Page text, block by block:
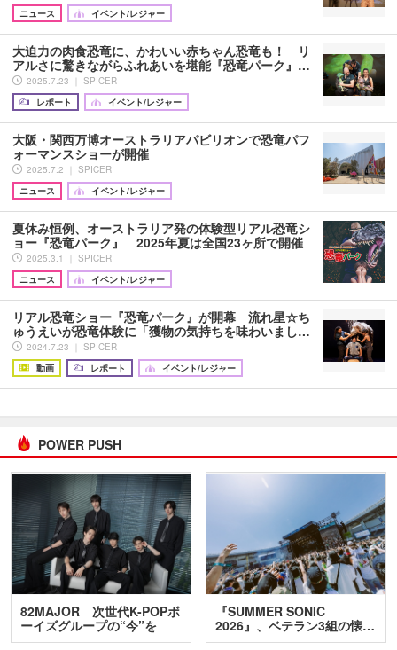
ニュース
イベント/レジャー
大迫力の肉食恐竜に、かわいい赤ちゃん恐竜も！ リ
アルさに驚きながらふれあいを堪能『恐竜パーク』…
2025.7.23 ｜ SPICER
レポート
イベント/レジャー
大阪・関西万博オーストラリアパビリオンで恐竜パフ
ォーマンスショーが開催
2025.7.2 ｜ SPICER
ニュース
イベント/レジャー
夏休み恒例、オーストラリア発の体験型リアル恐竜シ
ョー『恐竜パーク』 2025年夏は全国23ヶ所で開催
2025.3.1 ｜ SPICER
ニュース
イベント/レジャー
リアル恐竜ショー『恐竜パーク』が開幕 流れ星☆ち
ゅうえいが恐竜体験に「獲物の気持ちを味わいまし…
2024.7.23 ｜ SPICER
動画
レポート イベント/レジャー
POWER PUSH
82MAJOR 次世代K-POPボ
ーイズグループの“今”を
訊…
『SUMMER SONIC
2026』、ベテラン3組の懐…